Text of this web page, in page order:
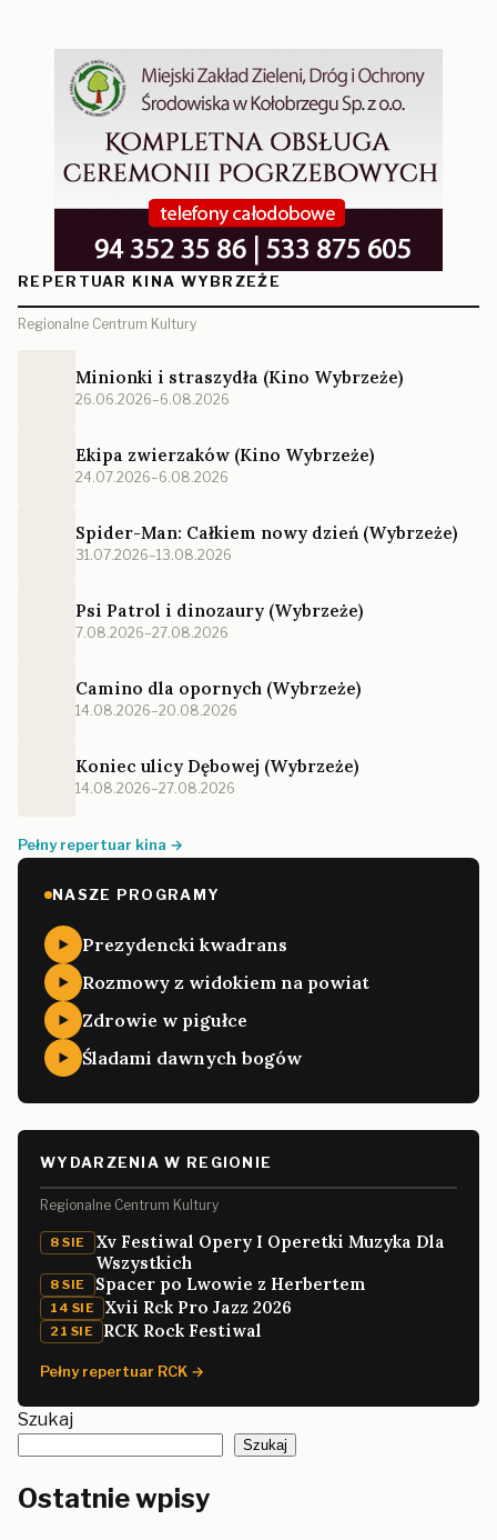
REPERTUAR KINA WYBRZEŻE
Regionalne Centrum Kultury
Minionki i straszydła (Kino Wybrzeże)
26.06.2026–6.08.2026
Ekipa zwierzaków (Kino Wybrzeże)
24.07.2026–6.08.2026
Spider-Man: Całkiem nowy dzień (Wybrzeże)
31.07.2026–13.08.2026
Psi Patrol i dinozaury (Wybrzeże)
7.08.2026–27.08.2026
Camino dla opornych (Wybrzeże)
14.08.2026–20.08.2026
Koniec ulicy Dębowej (Wybrzeże)
14.08.2026–27.08.2026
Pełny repertuar kina →
NASZE PROGRAMY
Prezydencki kwadrans
Rozmowy z widokiem na powiat
Zdrowie w pigułce
Śladami dawnych bogów
WYDARZENIA W REGIONIE
Regionalne Centrum Kultury
8 SIE
Xv Festiwal Opery I Operetki Muzyka Dla
Wszystkich
8 SIE Spacer po Lwowie z Herbertem
14 SIE Xvii Rck Pro Jazz 2026
21 SIE RCK Rock Festiwal
Pełny repertuar RCK →
Szukaj
Szukaj
Ostatnie wpisy